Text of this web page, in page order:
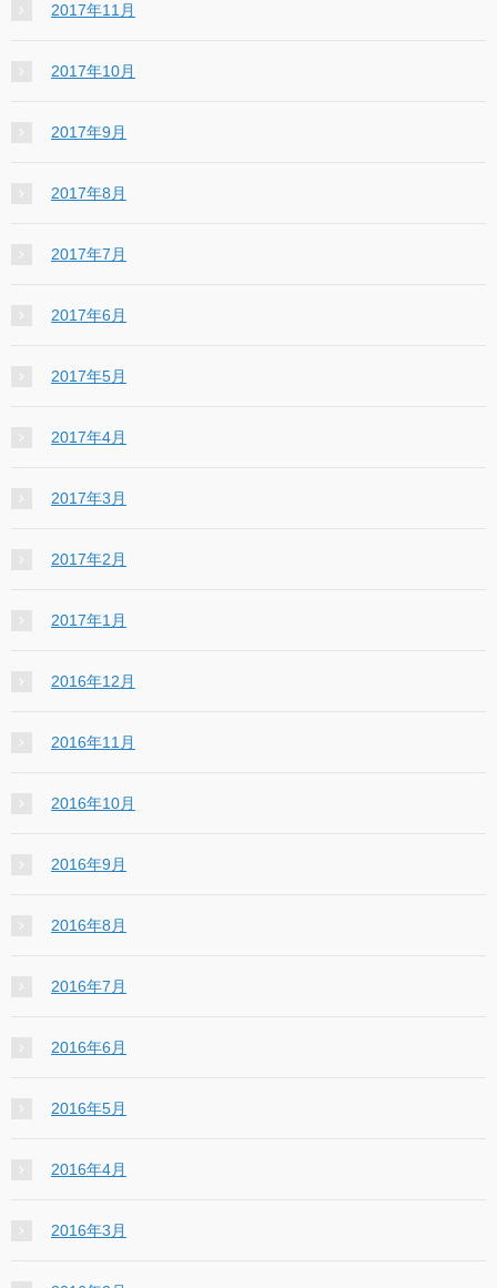
2017年11月
2017年10月
2017年9月
2017年8月
2017年7月
2017年6月
2017年5月
2017年4月
2017年3月
2017年2月
2017年1月
2016年12月
2016年11月
2016年10月
2016年9月
2016年8月
2016年7月
2016年6月
2016年5月
2016年4月
2016年3月